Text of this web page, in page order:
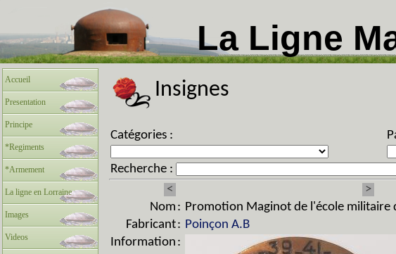
La Ligne
Accueil
Presentation
Principe
*Regiments
*Armement
La ligne en Lorraine
Images
Videos
Insignes
Catégories :
Recherche :
<
>
Nom : Promotion Maginot de l'école militaire
Fabricant: Poinçon A.B
Information :